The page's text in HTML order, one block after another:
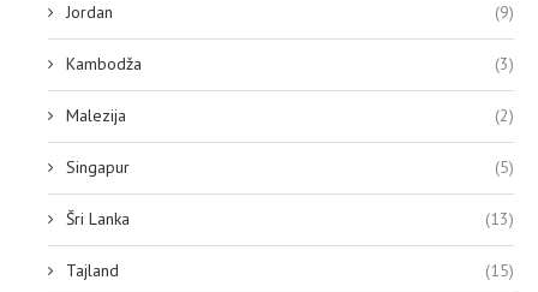
Jordan (9)
Kambodža (3)
Malezija (2)
Singapur (5)
Šri Lanka (13)
Tajland (15)